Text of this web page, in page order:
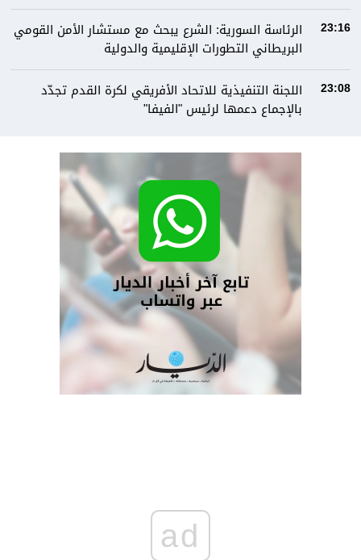
23:16
الرئاسة السورية: الشرع يبحث مع مستشار الأمن القومي
البريطاني التطورات الإقليمية والدولية
23:08
اللجنة التنفيذية للاتحاد الأفريقي لكرة القدم تجدّد
بالإجماع دعمها لرئيس "الفيفا"
ad